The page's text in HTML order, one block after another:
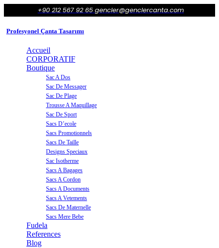
+90 212 567 92 65 gencler@genclercanta.com
Profesyonel Çanta Tasarımı
Accueil
CORPORATIF
Boutique
Sac A Dos
Sac De Messager
Sac De Plage
Trousse A Maquillage
Sac De Sport
Sacs D’ecole
Sacs Promotionnels
Sacs De Taille
Designs Speciaux
Sac Isotherme
Sacs A Bagages
Sacs A Cordon
Sacs A Documents
Sacs A Vetements
Sacs De Maternelle
Sacs Mere Bebe
Fudela
References
Blog